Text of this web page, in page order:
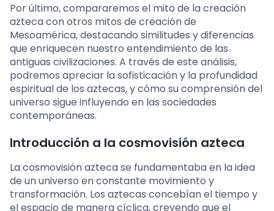
Por último, compararemos el mito de la creación
azteca con otros mitos de creación de
Mesoamérica, destacando similitudes y diferencias
que enriquecen nuestro entendimiento de las
antiguas civilizaciones. A través de este análisis,
podremos apreciar la sofisticación y la profundidad
espiritual de los aztecas, y cómo su comprensión del
universo sigue influyendo en las sociedades
contemporáneas.
Introducción a la cosmovisión azteca
La cosmovisión azteca se fundamentaba en la idea
de un universo en constante movimiento y
transformación. Los aztecas concebían el tiempo y
el espacio de manera cíclica, creyendo que el